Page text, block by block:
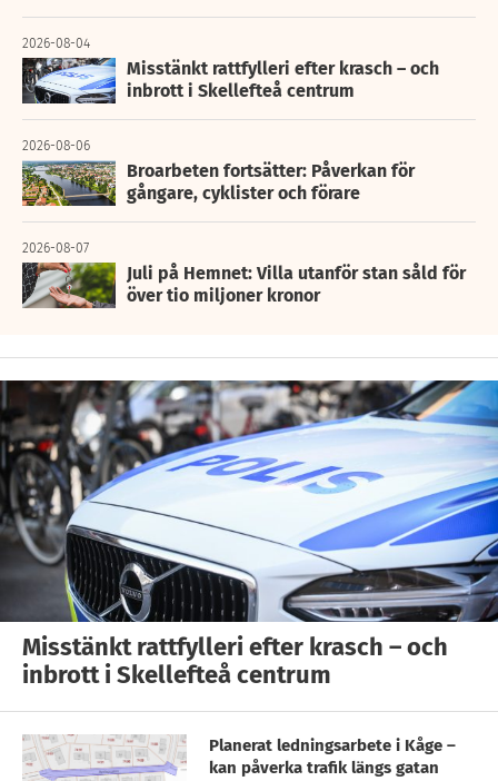
2026-08-04
Misstänkt rattfylleri efter krasch – och
inbrott i Skellefteå centrum
2026-08-06
Broarbeten fortsätter: Påverkan för
gångare, cyklister och förare
2026-08-07
Juli på Hemnet: Villa utanför stan såld för
över tio miljoner kronor
Misstänkt rattfylleri efter krasch – och
inbrott i Skellefteå centrum
Planerat ledningsarbete i Kåge –
kan påverka trafik längs gatan